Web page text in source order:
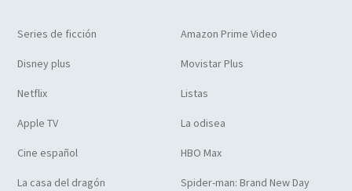
Series de ficción Amazon Prime Video
Disney plus Movistar Plus
Netflix Listas
Apple TV La odisea
Cine español HBO Max
La casa del dragón Spider-man: Brand New Day